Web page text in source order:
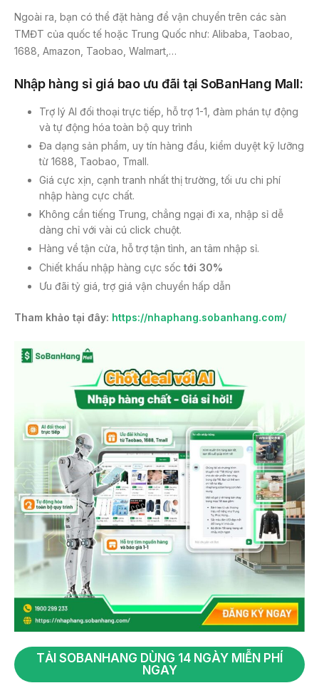
Ngoài ra, bạn có thể đặt hàng để vận chuyển trên các sàn
TMĐT của quốc tế hoặc Trung Quốc như: Alibaba, Taobao,
1688, Amazon, Taobao, Walmart,…
Nhập hàng sỉ giá bao ưu đãi tại SoBanHang Mall:
Trợ lý AI đối thoại trực tiếp, hỗ trợ 1-1, đàm phán tự động
và tự động hóa toàn bộ quy trình
Đa dạng sản phẩm, uy tín hàng đầu, kiểm duyệt kỹ lưỡng
từ 1688, Taobao, Tmall.
Giá cực xịn, cạnh tranh nhất thị trường, tối ưu chi phí
nhập hàng cực chất.
Không cần tiếng Trung, chẳng ngại đi xa, nhập sỉ dễ
dàng chỉ với vài cú click chuột.
Hàng về tận cửa, hỗ trợ tận tình, an tâm nhập sỉ.
Chiết khấu nhập hàng cực sốc tới 30%
Ưu đãi tỷ giá, trợ giá vận chuyển hấp dẫn
Tham khảo tại đây: https://nhaphang.sobanhang.com/
TẢI SOBANHANG DÙNG 14 NGÀY MIỄN PHÍ
NGAY